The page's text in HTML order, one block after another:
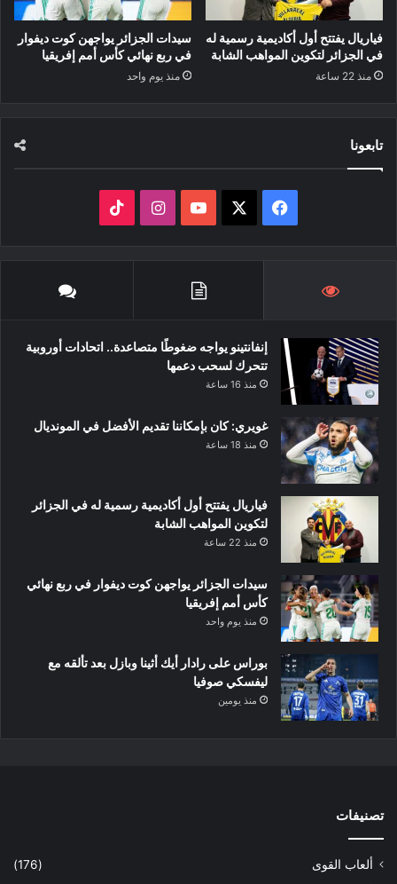
فياريال يفتتح أول أكاديمية رسمية له
في الجزائر لتكوين المواهب الشابة
منذ 22 ساعة
سيدات الجزائر يواجهن كوت ديفوار
في ربع نهائي كأس أمم إفريقيا
منذ يوم واحد
تابعونا
فيسبوك ‫YouTubeانستقرام
إنفانتينو يواجه ضغوطًا متصاعدة.. اتحادات أوروبية
تتحرك لسحب دعمها
منذ 16 ساعة
غويري: كان بإمكاننا تقديم الأفضل في المونديال
منذ 18 ساعة
فياريال يفتتح أول أكاديمية رسمية له في الجزائر
لتكوين المواهب الشابة
منذ 22 ساعة
سيدات الجزائر يواجهن كوت ديفوار في ربع نهائي
كأس أمم إفريقيا
منذ يوم واحد
بوراس على رادار أيك أثينا وبازل بعد تألقه مع
ليفسكي صوفيا
منذ يومين
تصنيفات
ألعاب القوى
(176)